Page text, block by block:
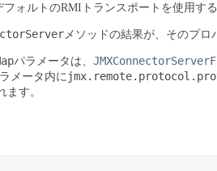
フォルトのRMIトランスポートを使用す
メソッドの結果が、そのプロ
パラメータは、
メータ内に
ます。